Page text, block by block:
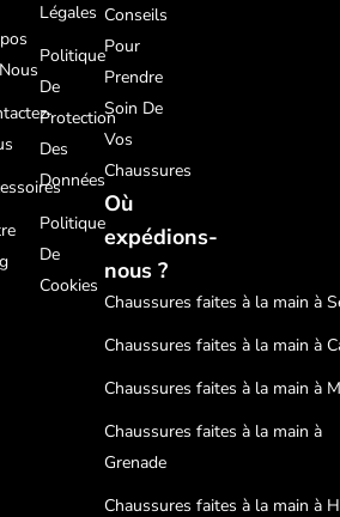
Légales
Politique
De
Protection
Des
Données
Politique
De
Cookies
Conseils
Pour
Prendre
Soin De
Vos
Chaussures
Où
expédions-
nous ?
Chaussures faites à la main à
Chaussures faites à la main à
Chaussures faites à la main à
Chaussures faites à la main à
Grenade
Chaussures faites à la main à